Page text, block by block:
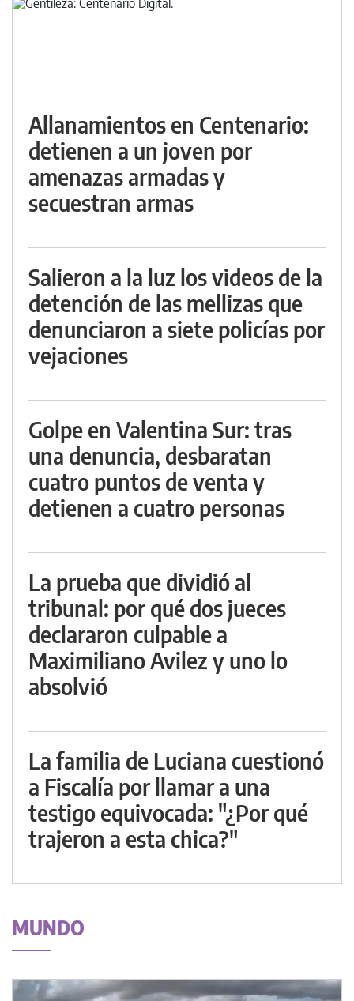
Allanamientos en Centenario:
detienen a un joven por
amenazas armadas y
secuestran armas
Salieron a la luz los videos de la
detención de las mellizas que
denunciaron a siete policías por
vejaciones
Golpe en Valentina Sur: tras
una denuncia, desbaratan
cuatro puntos de venta y
detienen a cuatro personas
La prueba que dividió al
tribunal: por qué dos jueces
declararon culpable a
Maximiliano Avilez y uno lo
absolvió
La familia de Luciana cuestionó
a Fiscalía por llamar a una
testigo equivocada: "¿Por qué
trajeron a esta chica?"
MUNDO